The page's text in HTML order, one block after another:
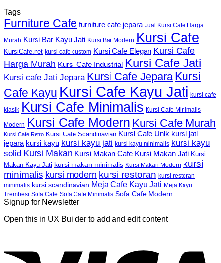
Tags
Furniture Cafe furniture cafe jepara Jual Kursi Cafe Harga
Murah Kursi Bar Kayu Jati Kursi Bar Modern Kursi Cafe
KursiCafe.net kursi cafe custom Kursi Cafe Elegan Kursi Cafe
Harga Murah Kursi Cafe Industrial Kursi Cafe Jati
Kursi cafe Jati Jepara Kursi Cafe Jepara Kursi
Cafe Kayu Kursi Cafe Kayu Jati kursi cafe
klasik Kursi Cafe Minimalis Kursi Cafe Minimalis
Modern Kursi Cafe Modern Kursi Cafe Murah
Kursi Cafe Retro Kursi Cafe Scandinavian Kursi Cafe Unik kursi jati
jepara kursi kayu kursi kayu jati kursi kayu minimalis kursi kayu
solid Kursi Makan Kursi Makan Cafe Kursi Makan Jati Kursi
Makan Kayu Jati kursi makan minimalis Kursi Makan Modern kursi
minimalis kursi modern kursi restoran kursi restoran
minimalis kursi scandinavian Meja Cafe Kayu Jati Meja Kayu
Trembesi Sofa Cafe Sofa Cafe Minimalis Sofa Cafe Modern
Signup for Newsletter
Open this in UX Builder to add and edit content